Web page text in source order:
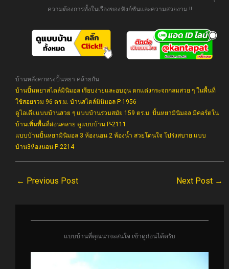
ความต้องการทั้งในเรื่องของฟังก์ชันและความสวยงาม !!
บ้านหลังคาทรงปั้นหยา คล้ายกัน
บ้านปั้นหยาสไตล์มินิมอล เรียบง่ายและอบอุ่น ตกแต่งกระจกกลมสวย ๆ ในพื้นที่
ใช้สอยรวม 96 ตร.ม. บ้านสไตล์มินิมอล P-1956
ดูไอเดียแบบบ้านสวย ๆ แบบบ้านร่วมสมัย 159 ตร.ม. ปั้นหยามินิมอล มีคอร์ตใน
บ้านเพิ่มพื้นที่ผ่อนคลาย ดูแบบบ้าน P-2111
แบบบ้านปั้นหยามินิมอล 3 ห้องนอน 2 ห้องน้ำ สวยโดนใจ โปร่งสบาย แบบ
บ้าน3ห้องนอน P-2214
← Previous Post Next Post →
แบบบ้านที่คุณน่าจะสนใจ เข้าดูก่อนได้ครับ